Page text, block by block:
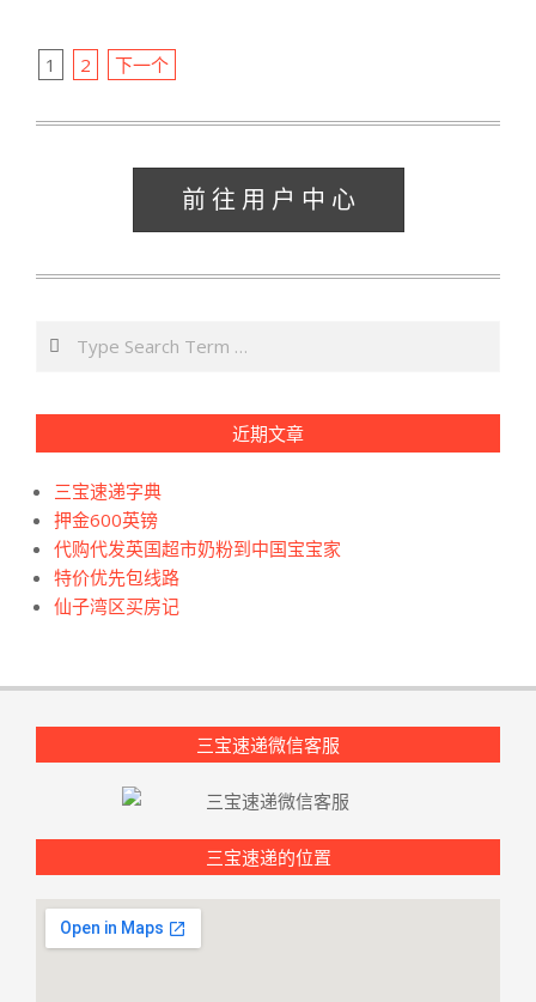
文
1 2 下一个
前 往 用 户 中 心
Search
近期文章
三宝速递字典
押金600英镑
代购代发英国超市奶粉到中国宝宝家
特价优先包线路
仙子湾区买房记
三宝速递微信客服
三宝速递的位置